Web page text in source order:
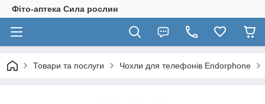
Фіто-аптека Сила рослин
Товари та послуги Чохли для телефонів Endorphone